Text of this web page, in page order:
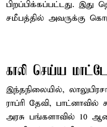
பிறப்பிக்கப்பட்டது.
சமீபத்தில் அவருக்கு
காலி செய்ய
இந்தநிலையில்,
ராப்ரி தேவி,
அரசு பங்களாவில் 10